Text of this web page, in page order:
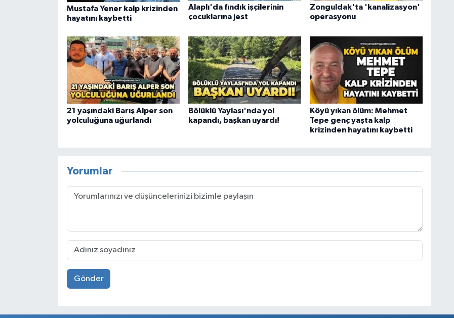
Mustafa Yener kalp krizinden
hayatını kaybetti
Alaplı'da fındık işçilerinin
çocuklarına jest
Zonguldak'ta 'kanalizasyon'
operasyonu
21 yaşındaki Barış Alper son
yolculuğuna uğurlandı
Bölüklü Yaylası'nda yol
kapandı, başkan uyardı!
Köyü yıkan ölüm: Mehmet
Tepe genç yaşta kalp
krizinden hayatını kaybetti
Yorumlar
Gönder